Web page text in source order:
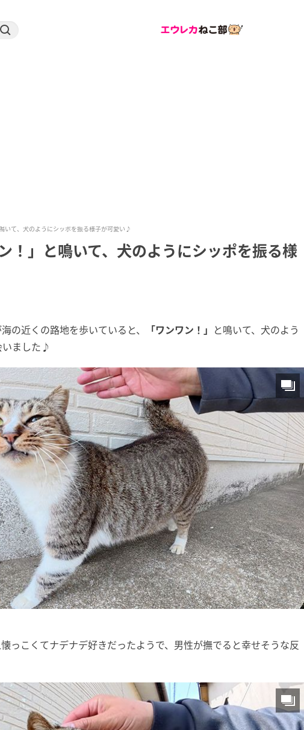
いて、犬のようにシッポを振る様子が可愛い♪
！」と鳴いて、犬のようにシッポを振る様
の近くの路地を歩いていると、 「ワンワン！」 と鳴いて、犬のよう
いました♪
っこくてナデナデ好きだったようで、男性が撫でると幸せそうな反